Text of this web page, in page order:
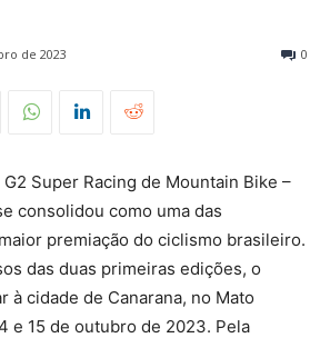
0
de 2023
G2 Super Racing de Mountain Bike –
consolidou como uma das
premiação do ciclismo brasileiro.
das duas primeiras edições, o
à cidade de Canarana, no Mato
e 15 de outubro de 2023. Pela